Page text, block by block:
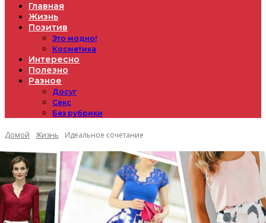
Главная
Жизнь
Позитив
Это модно!
Косметика
Интересно
Полезно
Разное
Досуг
Секс
Без рубрики
Домой Жизнь Идеальное сочетание